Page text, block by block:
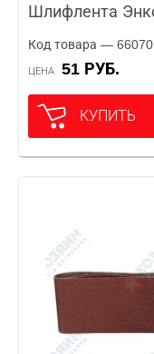
Шлифлента
Код товара —
ЦЕНА 51 РУБ.
КУПИТЬ